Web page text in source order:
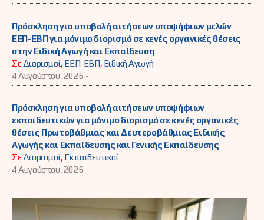
Πρόσκληση για υποβολή αιτήσεων υποψήφιων μελών
ΕΕΠ-ΕΒΠ για μόνιμο διορισμό σε κενές οργανικές θέσεις
στην Ειδική Αγωγή και Εκπαίδευση
ΣεΔιορισμοί, ΕΕΠ-ΕΒΠ, Ειδική Αγωγή
4 Αυγούστου, 2026 -
Πρόσκληση για υποβολή αιτήσεων υποψήφιων
εκπαιδευτικών για μόνιμο διορισμό σε κενές οργανικές
θέσεις Πρωτοβάθμιας και Δευτεροβάθμιας Ειδικής
Αγωγής και Εκπαίδευσης και Γενικής Εκπαίδευσης
ΣεΔιορισμοί, Εκπαιδευτικοί
4 Αυγούστου, 2026 -